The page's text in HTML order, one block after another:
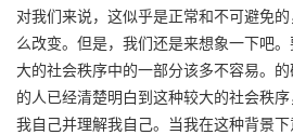
对我们来说，这似乎是正常和不可避免
么改变。但是，我们还是来想象一下吧
大的社会秩序中的一部分该多不容易。
的人已经清楚明白到这种较大的社会秩
我自己并理解我自己。当我在这种背景